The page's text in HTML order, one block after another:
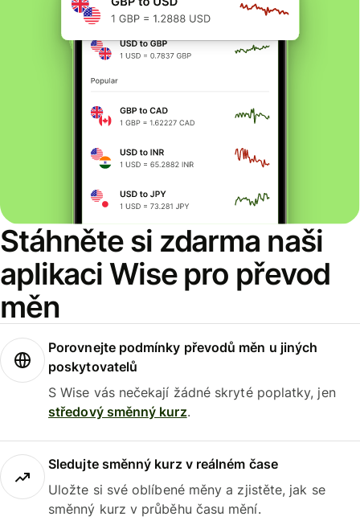
Stáhněte si zdarma naši
aplikaci Wise pro převod
měn
Porovnejte podmínky převodů měn u jiných
poskytovatelů
S Wise vás nečekají žádné skryté poplatky, jen
středový směnný kurz.
Sledujte směnný kurz v reálném čase
Uložte si své oblíbené měny a zjistěte, jak se
směnný kurz v průběhu času mění.